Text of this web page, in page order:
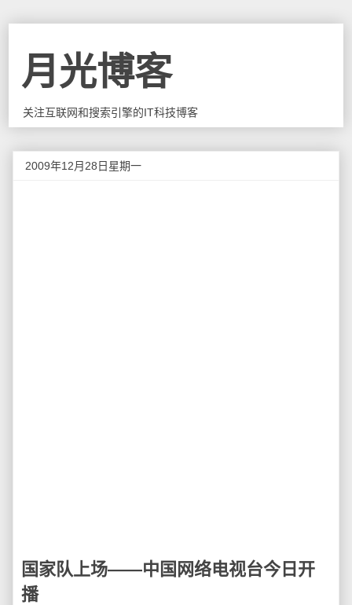
月光博客
关注互联网和搜索引擎的IT科技博客
2009年12月28日星期一
国家队上场——中国网络电视台今日开
播